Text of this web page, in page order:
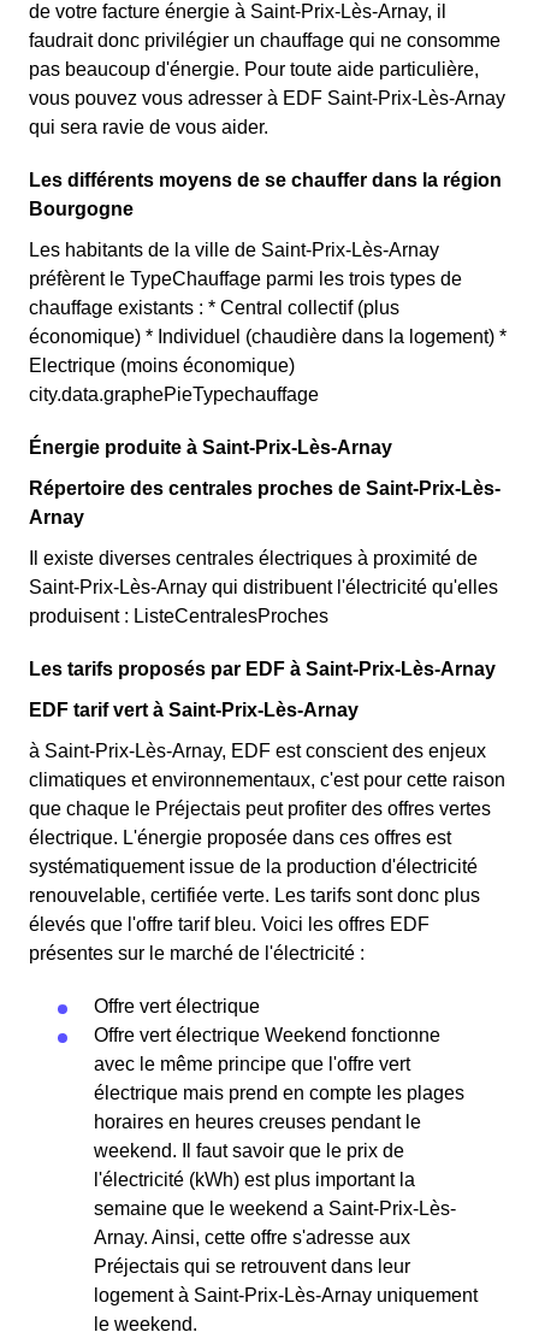
de votre facture énergie à Saint-Prix-Lès-Arnay, il
faudrait donc privilégier un chauffage qui ne consomme
pas beaucoup d'énergie. Pour toute aide particulière,
vous pouvez vous adresser à EDF Saint-Prix-Lès-Arnay
qui sera ravie de vous aider.
Les différents moyens de se chauffer dans la région
Bourgogne
Les habitants de la ville de Saint-Prix-Lès-Arnay
préfèrent le TypeChauffage parmi les trois types de
chauffage existants : * Central collectif (plus
économique) * Individuel (chaudière dans la logement) *
Electrique (moins économique)
city.data.graphePieTypechauffage
Énergie produite à Saint-Prix-Lès-Arnay
Répertoire des centrales proches de Saint-Prix-Lès-
Arnay
Il existe diverses centrales électriques à proximité de
Saint-Prix-Lès-Arnay qui distribuent l'électricité qu'elles
produisent : ListeCentralesProches
Les tarifs proposés par EDF à Saint-Prix-Lès-Arnay
EDF tarif vert à Saint-Prix-Lès-Arnay
à Saint-Prix-Lès-Arnay, EDF est conscient des enjeux
climatiques et environnementaux, c'est pour cette raison
que chaque le Préjectais peut profiter des offres vertes
électrique. L'énergie proposée dans ces offres est
systématiquement issue de la production d'électricité
renouvelable, certifiée verte. Les tarifs sont donc plus
élevés que l'offre tarif bleu. Voici les offres EDF
présentes sur le marché de l'électricité :
Offre vert électrique
Offre vert électrique Weekend fonctionne
avec le même principe que l'offre vert
électrique mais prend en compte les plages
horaires en heures creuses pendant le
weekend. Il faut savoir que le prix de
l'électricité (kWh) est plus important la
semaine que le weekend a Saint-Prix-Lès-
Arnay. Ainsi, cette offre s'adresse aux
Préjectais qui se retrouvent dans leur
logement à Saint-Prix-Lès-Arnay uniquement
le weekend.